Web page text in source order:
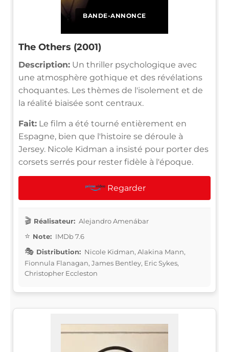
BANDE-ANNONCE
The Others (2001)
Description: Un thriller psychologique avec
une atmosphère gothique et des révélations
choquantes. Les thèmes de l'isolement et de
la réalité biaisée sont centraux.
Fait: Le film a été tourné entièrement en
Espagne, bien que l'histoire se déroule à
Jersey. Nicole Kidman a insisté pour porter des
corsets serrés pour rester fidèle à l'époque.
Regarder
Réalisateur: Alejandro Amenábar
Note: IMDb 7.6
Distribution: Nicole Kidman, Alakina Mann,
Fionnula Flanagan, James Bentley, Eric Sykes,
Christopher Eccleston